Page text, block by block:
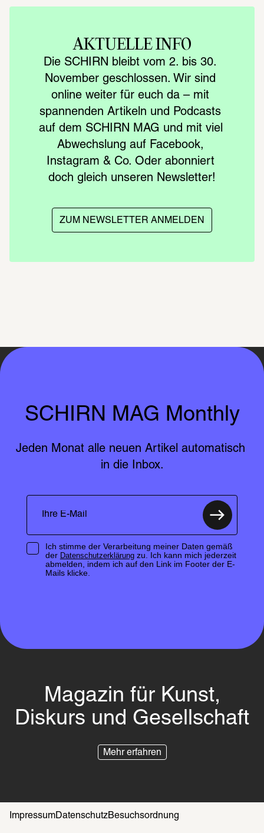
AKTUELLE INFO
Die SCHIRN bleibt vom 2. bis 30.
November geschlossen. Wir sind
online weiter für euch da – mit
spannenden Artikeln und Podcasts
auf dem SCHIRN MAG und mit viel
Abwechslung auf Facebook,
Instagram & Co. Oder abonniert
doch gleich unseren Newsletter!
ZUM NEWSLETTER ANMELDEN
SCHIRN MAG Monthly
Jeden Monat alle neuen Artikel automatisch
in die Inbox.
Ich stimme der Verarbeitung meiner Daten gemäß
der Datenschutzerklärungzu. Ich kann mich jederzeit
abmelden, indem ich auf den Link im Footer der E-
Mails klicke.
Magazin für Kunst,
Diskurs und Gesellschaft
Mehr erfahren
Impressum DatenschutzBesuchsordnung